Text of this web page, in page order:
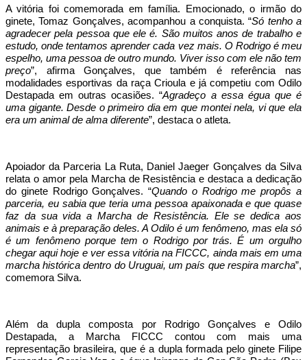
A vitória foi comemorada em família. Emocionado, o irmão do
ginete, Tomaz Gonçalves, acompanhou a conquista. “Só tenho a
agradecer pela pessoa que ele é. São muitos anos de trabalho e
estudo, onde tentamos aprender cada vez mais. O Rodrigo é meu
espelho, uma pessoa de outro mundo. Viver isso com ele não tem
preço”, afirma Gonçalves, que também é referência nas
modalidades esportivas da raça Crioula e já competiu com Odilo
Destapada em outras ocasiões. “Agradeço a essa égua que é
uma gigante. Desde o primeiro dia em que montei nela, vi que ela
era um animal de alma diferente”, destaca o atleta.
Apoiador da Parceria La Ruta, Daniel Jaeger Gonçalves da Silva
relata o amor pela Marcha de Resistência e destaca a dedicação
do ginete Rodrigo Gonçalves. “Quando o Rodrigo me propôs a
parceria, eu sabia que teria uma pessoa apaixonada e que quase
faz da sua vida a Marcha de Resistência. Ele se dedica aos
animais e à preparação deles. A Odilo é um fenômeno, mas ela só
é um fenômeno porque tem o Rodrigo por trás. É um orgulho
chegar aqui hoje e ver essa vitória na FICCC, ainda mais em uma
marcha histórica dentro do Uruguai, um país que respira marcha”,
comemora Silva.
Além da dupla composta por Rodrigo Gonçalves e Odilo
Destapada, a Marcha FICCC contou com mais uma
representação brasileira, que é a dupla formada pelo ginete Filipe